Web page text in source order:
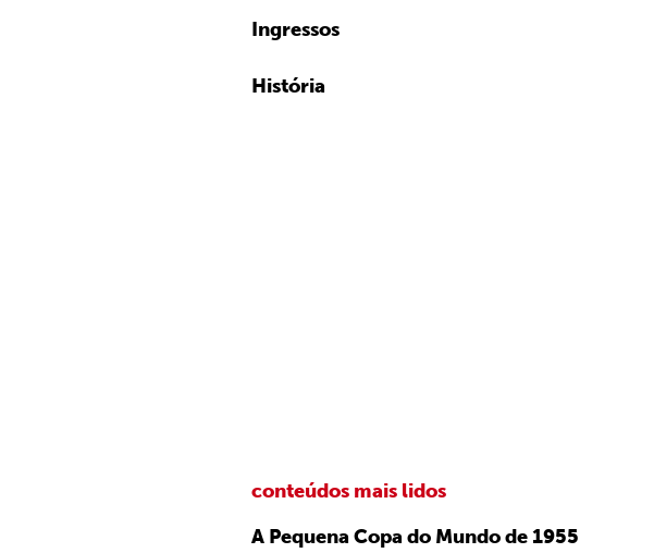
Ingressos
História
conteúdos mais lidos
A Pequena Copa do Mundo de 1955